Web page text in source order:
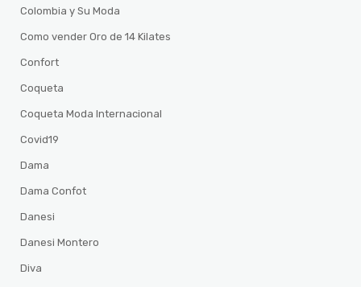
Colombia y Su Moda
Como vender Oro de 14 Kilates
Confort
Coqueta
Coqueta Moda Internacional
Covid19
Dama
Dama Confot
Danesi
Danesi Montero
Diva